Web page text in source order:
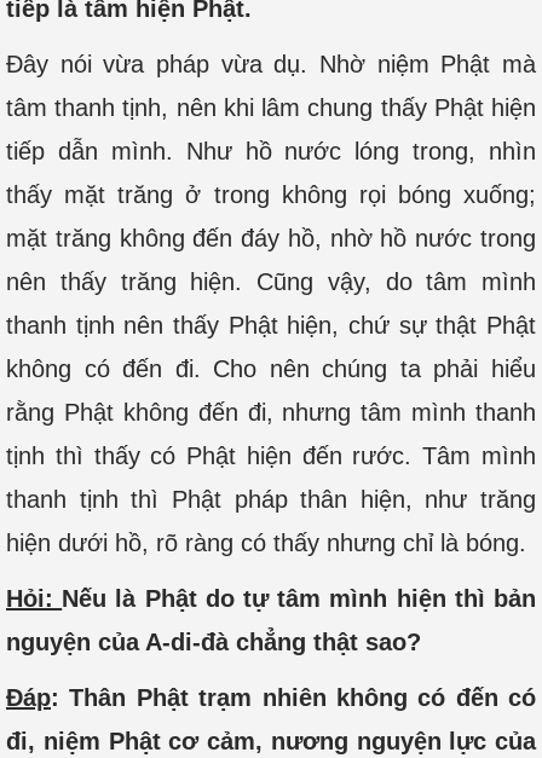
tiếp là tâm hiện Phật.
Đây nói vừa pháp vừa dụ. Nhờ niệm Phật mà
tâm thanh tịnh, nên khi lâm chung thấy Phật hiện
tiếp dẫn mình. Như hồ nước lóng trong, nhìn
thấy mặt trăng ở trong không rọi bóng xuống;
mặt trăng không đến đáy hồ, nhờ hồ nước trong
nên thấy trăng hiện. Cũng vậy, do tâm mình
thanh tịnh nên thấy Phật hiện, chứ sự thật Phật
không có đến đi. Cho nên chúng ta phải hiểu
rằng Phật không đến đi, nhưng tâm mình thanh
tịnh thì thấy có Phật hiện đến rước. Tâm mình
thanh tịnh thì Phật pháp thân hiện, như trăng
hiện dưới hồ, rõ ràng có thấy nhưng chỉ là bóng.
Hỏi: Nếu là Phật do tự tâm mình hiện thì bản
nguyện của A-di-đà chẳng thật sao?
Đáp: Thân Phật trạm nhiên không có đến có
đi, niệm Phật cơ cảm, nương nguyện lực của